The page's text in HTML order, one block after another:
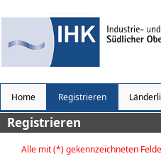
Home Registrieren
Registrieren
Alle mit (*) gekennzeichneten